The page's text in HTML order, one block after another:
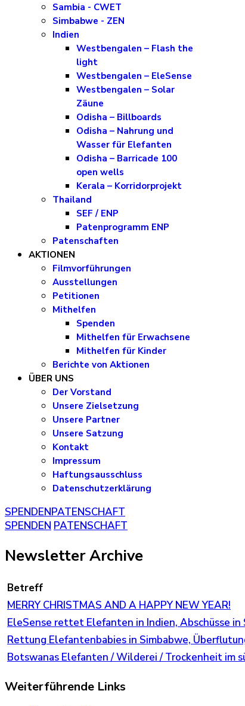
Sambia - CWET
Simbabwe - ZEN
Indien
Westbengalen – Flash the
light
Westbengalen – EleSense
Westbengalen – Solar
Zäune
Odisha – Billboards
Odisha – Nahrung und
Wasser für Elefanten
Odisha – Barricade 100
open wells
Kerala – Korridorprojekt
Thailand
SEF / ENP
Patenprogramm ENP
Patenschaften
AKTIONEN
Filmvorführungen
Ausstellungen
Petitionen
Mithelfen
Spenden
Mithelfen für Erwachsene
Mithelfen für Kinder
Berichte von Aktionen
ÜBER UNS
Der Vorstand
Unsere Zielsetzung
Unsere Partner
Unsere Satzung
Kontakt
Impressum
Haftungsausschluss
Datenschutzerklärung
SPENDENPATENSCHAFT
SPENDEN PATENSCHAFT
Newsletter Archive
Betreff
MERRY CHRISTMAS AND A HAPPY NEW YEAR!
EleSense rettet Elefanten in Indien, Abschüsse
Rettung Elefantenbabies in Simbabwe,
Botswanas Elefanten / Wilderei / Trockenheit im
Weiterführende Links